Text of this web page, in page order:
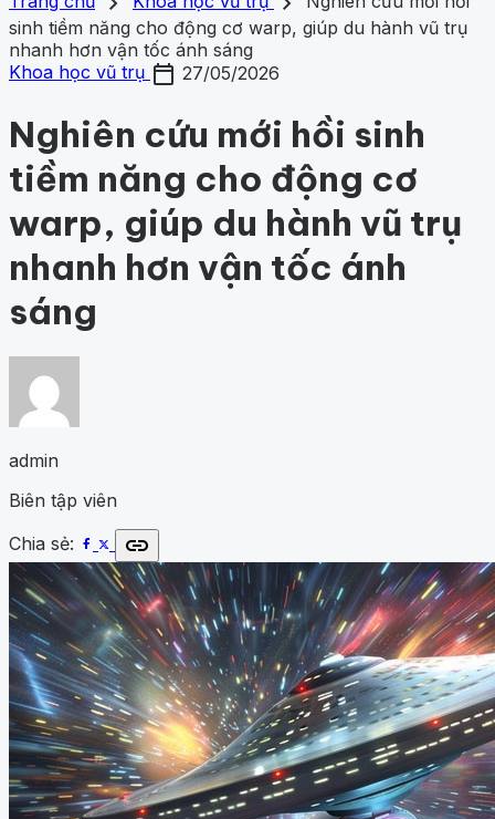
Chủ đề
Khám phá khoa học 439 Khoa học vũ trụ
Sức khỏe 205 Thế giới động vật
Gợi ý danh mục
Khám phá khoa họcKhoa học vũ trụ
động vật1001 bí ẩnCông nghệ
sinh tiềm năng cho động cơ warp, giúp du hành vũ trụ
nhanh hơn vận tốc ánh sáng
Khoa học vũ trụ calendar_today 27/05/2026
Nghiên cứu mới hồi sinh
tiềm năng cho động cơ
warp, giúp du hành vũ trụ
nhanh hơn vận tốc ánh
sáng
admin
Biên tập viên
Chia sẻ:
link